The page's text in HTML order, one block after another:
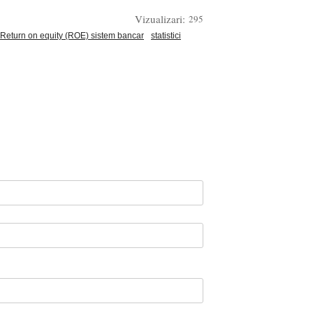
Vizualizari: 295
Return on equity (ROE) sistem bancar
statistici